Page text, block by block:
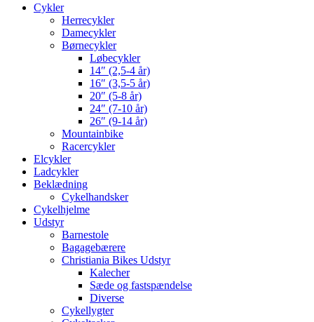
Cykler
Herrecykler
Damecykler
Børnecykler
Løbecykler
14″ (2,5-4 år)
16″ (3,5-5 år)
20″ (5-8 år)
24″ (7-10 år)
26″ (9-14 år)
Mountainbike
Racercykler
Elcykler
Ladcykler
Beklædning
Cykelhandsker
Cykelhjelme
Udstyr
Barnestole
Bagagebærere
Christiania Bikes Udstyr
Kalecher
Sæde og fastspændelse
Diverse
Cykellygter